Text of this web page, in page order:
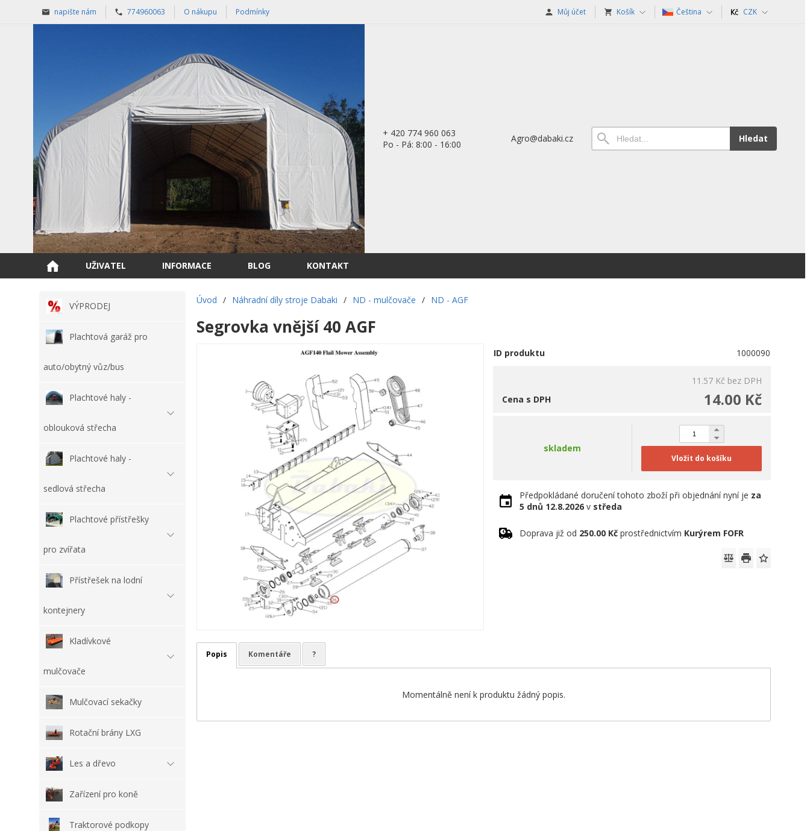
napište nám 774960063 O nákupu Podmínky Můj účet Košík Čeština CZK
+ 420 774 960 063
Po - Pá: 8:00 - 16:00
Agro@dabaki.cz Hledat
UŽIVATEL INFORMACE BLOG KONTAKT
VÝPRODEJ
Plachtová garáž pro
auto/obytný vůz/bus
Plachtové haly -
oblouková střecha
Plachtové haly -
sedlová střecha
Plachtové přístřešky
pro zvířata
Přístřešek na lodní
kontejnery
Kladívkové
mulčovače
Mulčovací sekačky
Rotační brány LXG
Les a dřevo
Zařízení pro koně
Traktorové podkopy
Úvod / Náhradní díly stroje Dabaki / ND - mulčovače / ND - AGF
Segrovka vnější 40 AGF
ID produktu 1000090
11.57 Kč bez DPH
14.00 Kč
Cena s DPH
skladem
Vložit do košíku
Předpokládané doručení tohoto zboží při objednání nyní je za
5 dnů 12.8.2026v středa
Doprava již od 250.00 Kčprostřednictvím Kurýrem FOFR
Popis Komentáře ?
Momentálně není k produktu žádný popis.